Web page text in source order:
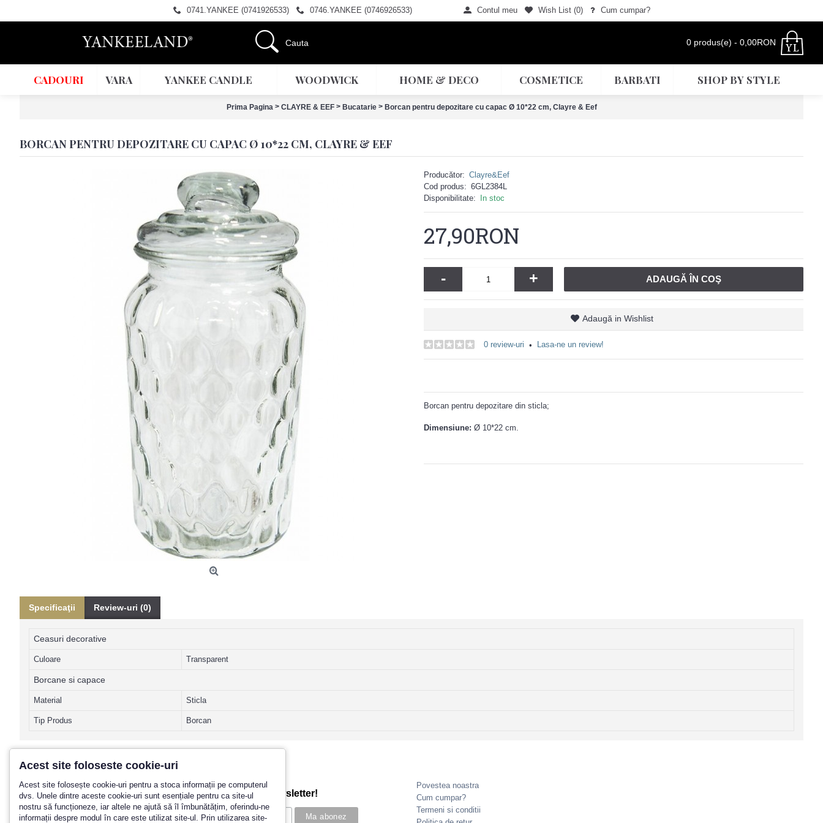
0741.YANKEE (0741926533) 0746.YANKEE (0746926533) Contul meu Wish List (0) Cum cumpar?
0 produs(e) - 0,00RON
CADOURI VARA YANKEE CANDLE WOODWICK HOME & DECO COSMETICE BARBATI SHOP BY STYLE
Prima Pagina > CLAYRE & EEF > Bucatarie > Borcan pentru depozitare cu capac Ø 10*22 cm, Clayre & Eef
BORCAN PENTRU DEPOZITARE CU CAPAC Ø 10*22 CM, CLAYRE & EEF
Producător: Clayre&Eef
Cod produs: 6GL2384L
Disponibilitate:
In stoc
27,90RON
- + ADAUGĂ ÎN COŞ
Adaugă in Wishlist
0 review-uri • Lasa-ne un review!
Borcan pentru depozitare din sticla;
Dimensiune: Ø 10*22 cm.
Specificaţii Review-uri (0)
Ceasuri decorative
Culoare Transparent
Borcane si capace
Material Sticla
Tip Produs Borcan
Promotii? Noutati? Aboneaza-te la newsletter!
Povestea noastra
Cum cumpar?
Termeni si conditii
Acest site foloseste cookie-uri
Acest site folosește cookie-uri pentru a stoca informații pe computerul
dvs. Unele dintre aceste cookie-uri sunt esențiale pentru ca site-ul
nostru să funcționeze, iar altele ne ajută să îl îmbunătățim, oferindu-ne
informații despre modul în care este utilizat site-ul. Prin utilizarea site-